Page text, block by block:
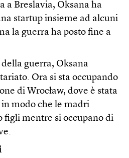
a Breslavia, Oksana ha
startup insieme ad alcuni
la guerra ha posto fine a
guerra, Oksana
Ora si sta occupando
di Wrocław, dove è stata
modo che le madri
figli mentre si occupano di